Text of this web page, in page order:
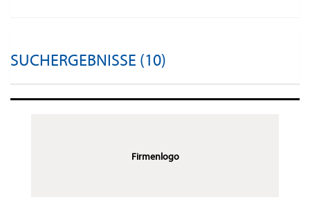
SUCHERGEBNISSE (10)
Firmenlogo